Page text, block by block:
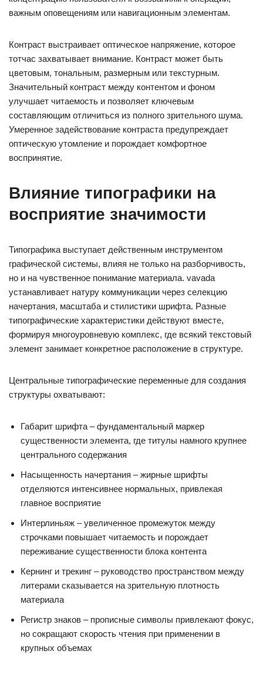
важным оповещениям или навигационным элементам.
Контраст выстраивает оптическое напряжение, которое
тотчас захватывает внимание. Контраст может быть
цветовым, тональным, размерным или текстурным.
Значительный контраст между контентом и фоном
улучшает читаемость и позволяет ключевым
составляющим отличиться из полного зрительного шума.
Умеренное задействование контраста предупреждает
оптическую утомление и порождает комфортное
воспринятие.
Влияние типографики на
восприятие значимости
Типографика выступает действенным инструментом
графической системы, влияя не только на разборчивость,
но и на чувственное понимание материала. vavada
устанавливает натуру коммуникации через селекцию
начертания, масштаба и стилистики шрифта. Разные
типографические характеристики действуют вместе,
формируя многоуровневую комплекс, где всякий текстовый
элемент занимает конкретное расположение в структуре.
Центральные типографические переменные для создания
структуры охватывают:
Габарит шрифта – фундаментальный маркер
существенности элемента, где титулы намного крупнее
центрального содержания
Насыщенность начертания – жирные шрифты
отделяются интенсивнее нормальных, привлекая
главное восприятие
Интерлиньяж – увеличенное промежуток между
строчками повышает читаемость и порождает
переживание существенности блока контента
Кернинг и трекинг – руководство пространством между
литерами сказывается на зрительную плотность
материала
Регистр знаков – прописные символы привлекают фокус,
но сокращают скорость чтения при применении в
крупных объемах